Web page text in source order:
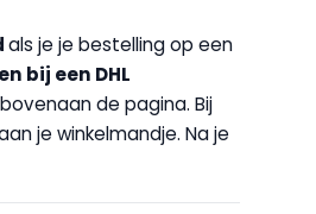
als je je bestelling op een
bij een DHL
de pagina. Bij
je winkelmandje. Na je